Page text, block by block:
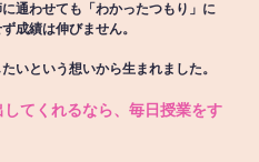
通わせても「わかったつもり」に
成績は伸びません。
いという想いから生まれました。
してくれるなら、毎日授業をす